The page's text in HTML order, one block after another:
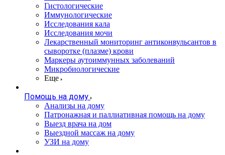
Гистологические
Иммунологические
Исследования кала
Исследования мочи
Лекарственный мониторинг антиконвульсантов в
сыворотке (плазме) крови
Маркеры аутоиммунных заболеваний
Микробиологические
Еще
Помощь на дому
Анализы на дому
Патронажная и паллиативная помощь на дому
Выезд врача на дом
Выездной массаж на дому
УЗИ на дому